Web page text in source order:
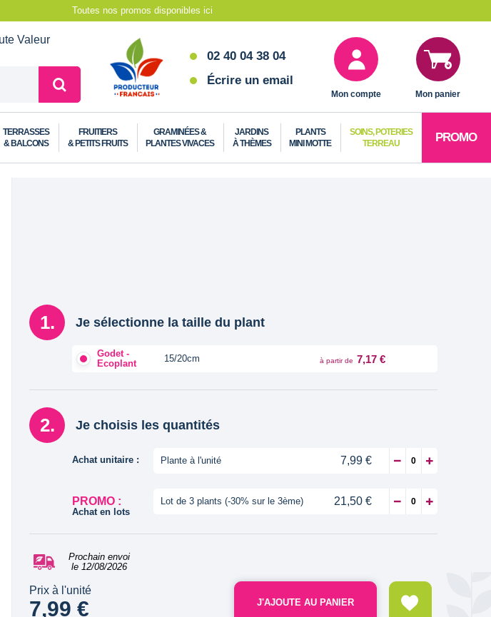
Toutes nos promos disponibles ici
Valeur
02 40 04 38 04
Écrire un email
Mon compte Mon panier
TERRASSES
& BALCONS
FRUITIERS
& PETITS FRUITS
GRAMINÉES &
PLANTES VIVACES
JARDINS
À THÈMES
PLANTS
MINI MOTTE
SOINS, POTERIES
TERREAU
PROMO
Je sélectionne la taille du plant
Godet -
Ecoplant
15/20cm à partir de 7,17 €
Je choisis les quantités
Achat unitaire : Plante à l'unité 7,99 €
PROMO :
Achat en lots
Lot de 3 plants (-30% sur le 3ème) 21,50 €
Prochain envoi
le 12/08/2026
Prix à l'unité
7,99 € J'AJOUTE AU PANIER